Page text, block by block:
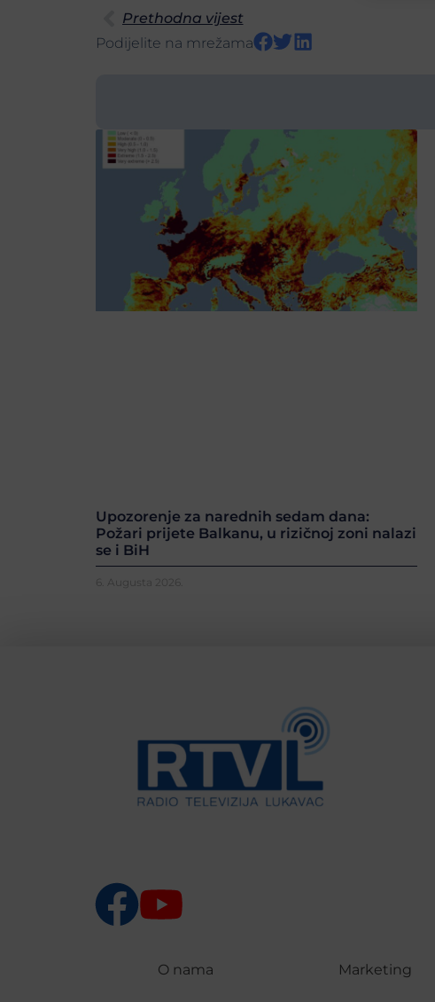
Prethodna vijest
Podijelite na mrežama
Upozorenje za narednih sedam dana:
Požari prijete Balkanu, u rizičnoj zoni nalazi
se i BiH
6. Augusta 2026.
O nama Marketing